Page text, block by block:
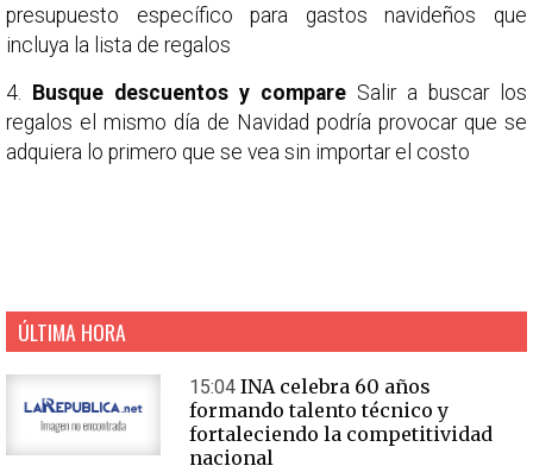
presupuesto específico para gastos navideños que
incluya la lista de regalos
4.
Busque descuentos y compare Salir a buscar los
regalos el mismo día de Navidad podría provocar que se
adquiera lo primero que se vea sin importar el costo
ÚLTIMA HORA
15:04 INA celebra 60 años
formando talento técnico y
fortaleciendo la competitividad
nacional